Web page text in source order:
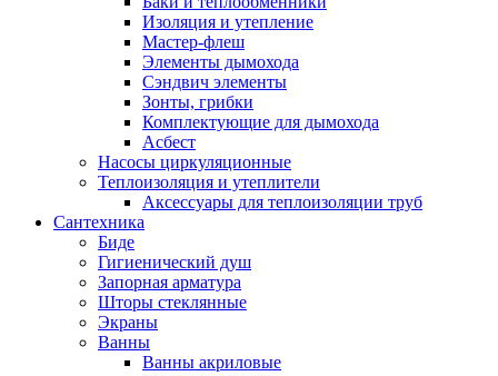
Изоляция и утепление
Мастер-флеш
Элементы дымохода
Сэндвич элементы
Зонты, грибки
Комплектующие для дымохода
Асбест
Насосы циркуляционные
Теплоизоляция и утеплители
Аксессуары для теплоизоляции труб
Сантехника
Биде
Гигиенический душ
Запорная арматура
Шторы стеклянные
Экраны
Ванны
Ванны акриловые